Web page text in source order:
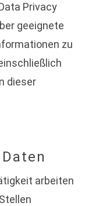
Privacy
geeignete
zu
dieser
arbeiten